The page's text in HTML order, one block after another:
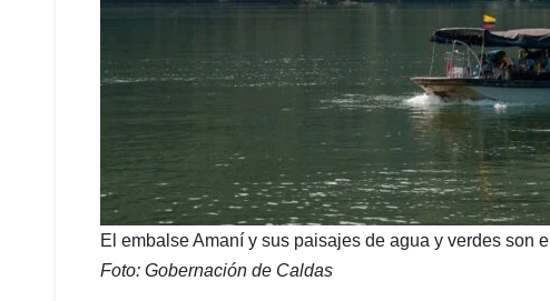
El embalse Amaní y sus paisajes de agua y verdes son
Foto: Gobernación de Caldas